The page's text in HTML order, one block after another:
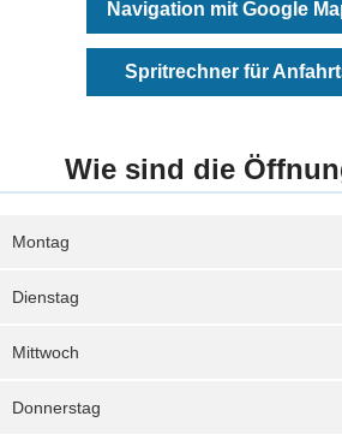
Navigation mit Google
Spritrechner für
Wie sind die
Montag
Dienstag
Mittwoch
Donnerstag